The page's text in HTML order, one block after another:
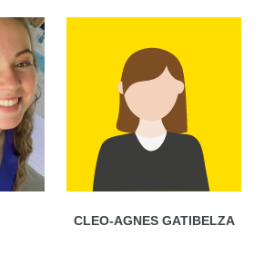
CLEO-AGNES GATIBELZA